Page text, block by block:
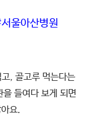
울아산병원
, 골고루 먹는다는
들여다 보게 되면
요.